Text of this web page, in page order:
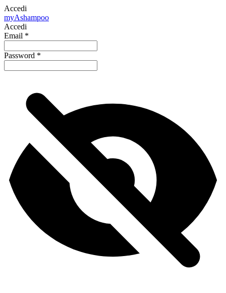
Accedi
myAshampoo
Accedi
Email *
Password *